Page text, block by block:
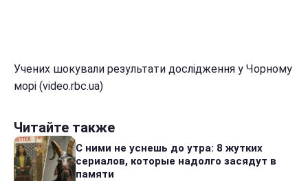
Учених шокували результати дослідження у Чорному
морі (video.rbc.ua)
Читайте также
С ними не уснешь до утра: 8 жутких
сериалов, которые надолго засядут в
памяти